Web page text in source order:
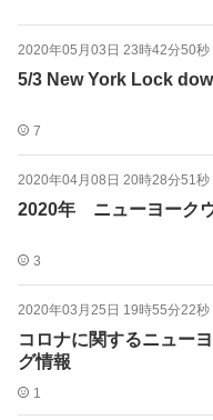
2020年05月03日 23時42分50秒
7
2020年04月08日 20時28分51秒
2020年 ニューヨーク
3
2020年03月25日 19時55分22秒
コロナに関するニュー
グ情報
1